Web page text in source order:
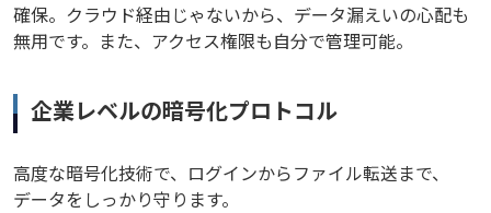
確保。クラウド経由じゃないから、データ漏えいの心配も
無用です。また、アクセス権限も自分で管理可能。
企業レベルの暗号化プロトコル
高度な暗号化技術で、ログインからファイル転送まで、
データをしっかり守ります。